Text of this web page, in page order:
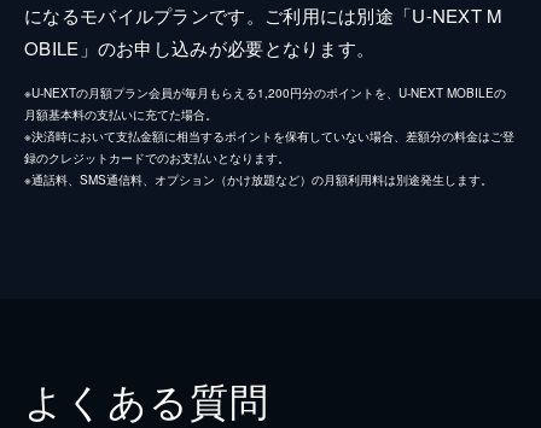
になるモバイルプランです。ご利用には別途「U-NEXT M
OBILE」のお申し込みが必要となります。
※U-NEXTの月額プラン会員が毎月もらえる1,200円分のポイントを、U-NEXT MOBILEの
月額基本料の支払いに充てた場合。
※決済時において支払金額に相当するポイントを保有していない場合、差額分の料金はご登
録のクレジットカードでのお支払いとなります。
※通話料、SMS通信料、オプション（かけ放題など）の月額利用料は別途発生します。
よくある質問